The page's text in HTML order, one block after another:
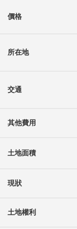
價格
所在地
交通
其他費用
土地面積
現狀
土地權利